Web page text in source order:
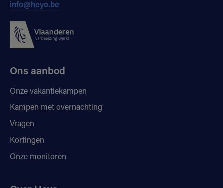
info@heyo.be
Ons aanbod
Onze vakantiekampen
Kampen met overnachting
Vragen
Kortingen
Onze monitoren